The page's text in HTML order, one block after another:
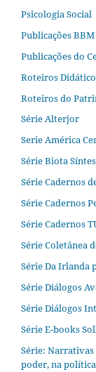
Psicologia Social
Publicações BBM
Publicações do
Roteiros
Roteiros do
Série Alterjor
Serie América
Série Biota
Série Cadernos
Série Cadernos
Série Cadernos
Série Coletânea
Série Da Irlanda
Série Diálogos
Série Diálogos
Série E-books
Série:
poder, na